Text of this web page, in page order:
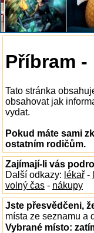
Příbram
Tato stránka
obsahovat jak
vydat.
Pokud máte sami
ostatním rodičům.
Zajímají-li vás
Další odkazy: lékař -
volný čas - nákupy
Jste přesvědčeni,
místa ze seznamu a
Vybrané místo: